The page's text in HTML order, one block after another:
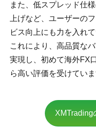
また、低スプレッド仕
上げなど、ユーザーの
ビス向上にも力を入れて
これにより、高品質な
実現し、初めて海外FX
ら高い評価を受けていま
XMTrading